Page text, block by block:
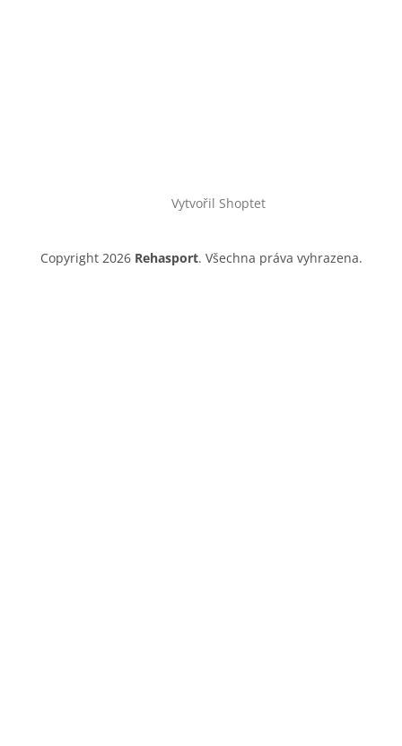
Vytvořil Shoptet
Copyright 2026 Rehasport. Všechna práva vyhrazena.